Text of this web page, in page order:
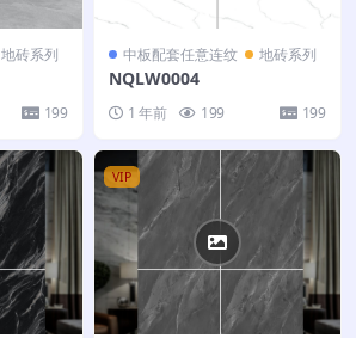
地砖系列
199
中板配套任意连纹 地砖系列
NQLW0004
1 年前 199 199
VIP